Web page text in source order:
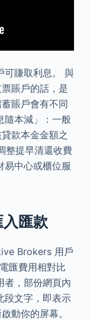
可賺取利息。 與
賬戶的話，是
賬戶會有不同
隨本減」：一般
款本金金額之
整提早清還收費
易中心或櫃位服
匯款
Brokers 用戶
匯費用相對比
者，部份網頁內
段文字，即表示
動你的屏幕。